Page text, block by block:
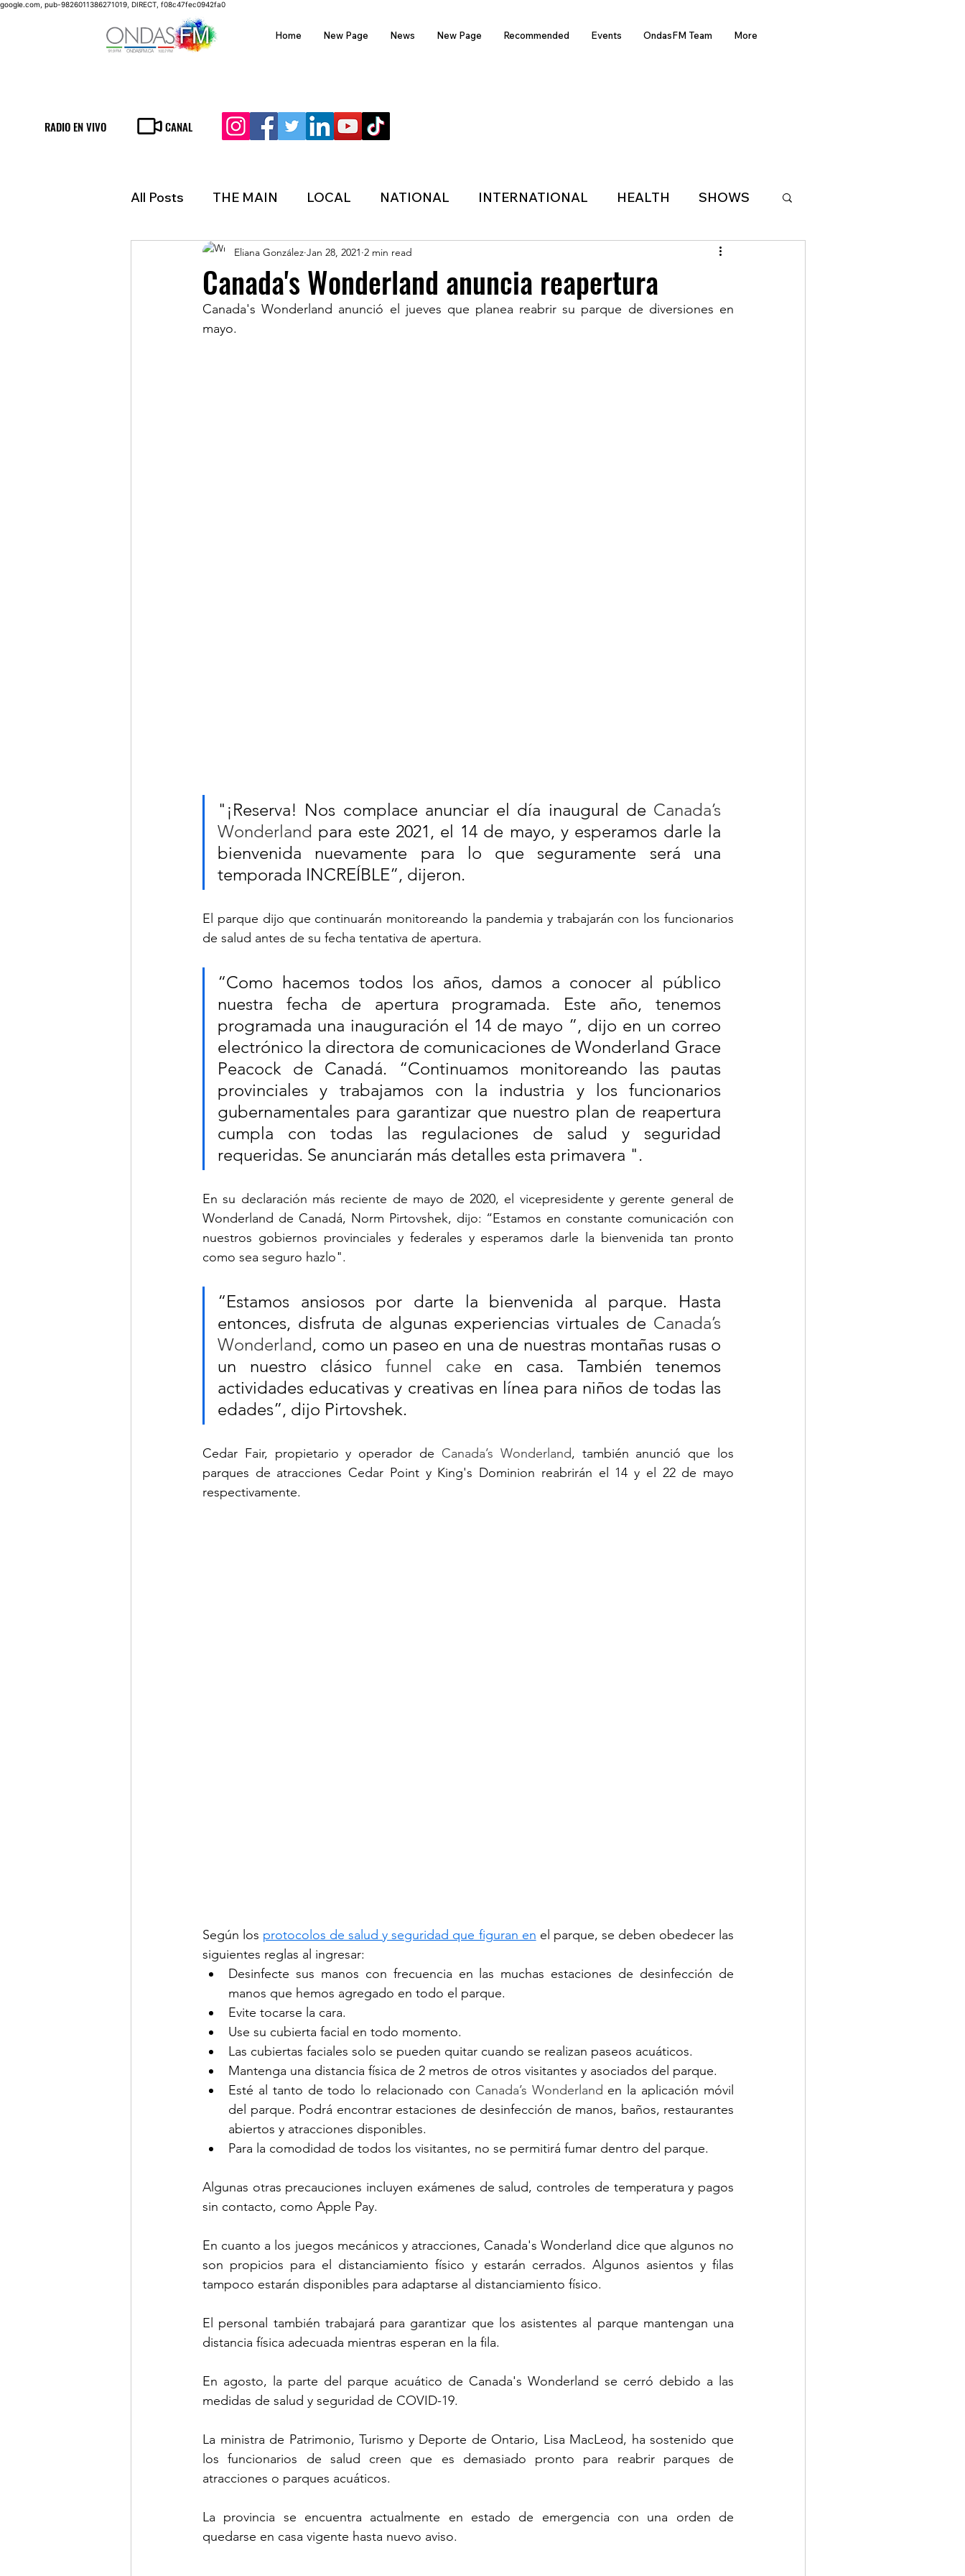
google.com, pub-9826011386271019, DIRECT, f08c47fec0942fa0
Home New Page News New Page Recommended Events OndasFM Team More
RADIO EN VIVO CANAL
All Posts THE MAIN LOCAL NATIONAL INTERNATIONAL HEALTH SHOWS
LIFESTYLE FINANCE TECHNOLOGY LATIN AMERICA
INMIGRATION WEATHER POLITIC ONDASFM RECOMMENDED OF THE WEEK
Canada's Wonderland anuncia reapertura
Eliana González Jan 28, 2021 2 min read
Canada's Wonderland anunció el jueves que planea reabrir su parque de diversiones en
mayo.
"¡Reserva! Nos complace anunciar el día inaugural de Canada’s
Wonderland para este 2021, el 14 de mayo, y esperamos darle la
bienvenida nuevamente para lo que seguramente será una
temporada INCREÍBLE”, dijeron.
El parque dijo que continuarán monitoreando la pandemia y trabajarán con los funcionarios
de salud antes de su fecha tentativa de apertura.
“Como hacemos todos los años, damos a conocer al público
nuestra fecha de apertura programada. Este año, tenemos
programada una inauguración el 14 de mayo ”, dijo en un correo
electrónico la directora de comunicaciones de Wonderland Grace
Peacock de Canadá. “Continuamos monitoreando las pautas
provinciales y trabajamos con la industria y los funcionarios
gubernamentales para garantizar que nuestro plan de reapertura
cumpla con todas las regulaciones de salud y seguridad
requeridas. Se anunciarán más detalles esta primavera ".
En su declaración más reciente de mayo de 2020, el vicepresidente y gerente general de
Wonderland de Canadá, Norm Pirtovshek, dijo: “Estamos en constante comunicación con
nuestros gobiernos provinciales y federales y esperamos darle la bienvenida tan pronto
como sea seguro hazlo".
“Estamos ansiosos por darte la bienvenida al parque. Hasta
entonces, disfruta de algunas experiencias virtuales de Canada’s
Wonderland, como un paseo en una de nuestras montañas rusas o
un nuestro clásico funnel cake en casa. También tenemos
actividades educativas y creativas en línea para niños de todas las
edades”, dijo Pirtovshek.
Cedar Fair, propietario y operador de Canada’s Wonderland, también anunció que los
parques de atracciones Cedar Point y King's Dominion reabrirán el 14 y el 22 de mayo
respectivamente.
Según los protocolos de salud y seguridad que figuran en el parque, se deben obedecer las
siguientes reglas al ingresar:
Desinfecte sus manos con frecuencia en las muchas estaciones de desinfección de
manos que hemos agregado en todo el parque.
Evite tocarse la cara.
Use su cubierta facial en todo momento.
Las cubiertas faciales solo se pueden quitar cuando se realizan paseos acuáticos.
Mantenga una distancia física de 2 metros de otros visitantes y asociados del parque.
Esté al tanto de todo lo relacionado con Canada’s Wonderland en la aplicación móvil
del parque. Podrá encontrar estaciones de desinfección de manos, baños, restaurantes
abiertos y atracciones disponibles.
Para la comodidad de todos los visitantes, no se permitirá fumar dentro del parque.
Algunas otras precauciones incluyen exámenes de salud, controles de temperatura y pagos
sin contacto, como Apple Pay.
En cuanto a los juegos mecánicos y atracciones, Canada's Wonderland dice que algunos no
son propicios para el distanciamiento físico y estarán cerrados. Algunos asientos y filas
tampoco estarán disponibles para adaptarse al distanciamiento físico.
El personal también trabajará para garantizar que los asistentes al parque mantengan una
distancia física adecuada mientras esperan en la fila.
En agosto, la parte del parque acuático de Canada's Wonderland se cerró debido a las
medidas de salud y seguridad de COVID-19.
La ministra de Patrimonio, Turismo y Deporte de Ontario, Lisa MacLeod, ha sostenido que
los funcionarios de salud creen que es demasiado pronto para reabrir parques de
atracciones o parques acuáticos.
La provincia se encuentra actualmente en estado de emergencia con una orden de
quedarse en casa vigente hasta nuevo aviso.